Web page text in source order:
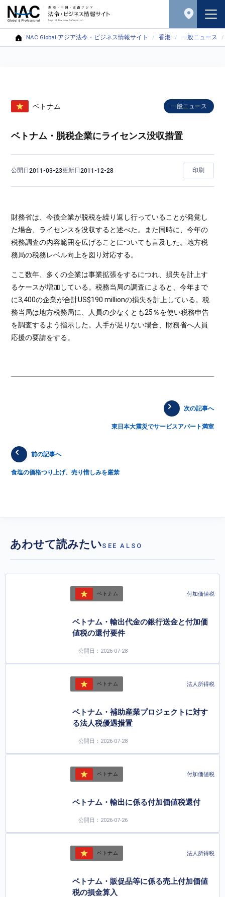
NAC Global アジア法令・ビジネス情報サイト 香港 一般ニュース
ベトナム 一般ニュース
ベトナム・脱税企業にライセンス没収措置
公開日2011-03-23更新日2011-12-28 印刷
財務省は、今後企業が脱税を繰り返し行っていることが発覚し
た場合、ライセンスを没収すると述べた。また同時に、今年の
税務調査の内容範囲を広げることについても言及した。地方税
務局の税務レベル向上を図り対応する。
ここ数年、多くの企業は事業拡張をするにつれ、損失を計上す
るケースが増加している。税務当局の調査によると、今年まで
に3,400の企業が合計US$190 millionの損失を計上している。税
務当局は地方税務局に、人員の少なくとも25％を使い税務申告
を調査するよう指示した。人手が足りない場合、財務省へ人員
応援の要請をする。
次の記事へ
東日本大震災でサービスアパート満室
前の記事へ
食塩の価格つり上げ、売り惜しみを厳禁
あわせて読みたいSEE ALSO
ベトナム 付加価値税
ベトナム・輸出代金の銀行送金と付加価
値税の還付要件
公開日：2026-07-28
ベトナム 法人所得税
ベトナム・補助産業プロジェクトに対す
る法人税優遇措置
公開日：2026-07-28
ベトナム 付加価値税
ベトナム・輸出に係る付加価値税還付
公開日：2026-07-26
ベトナム 法人所得税
ベトナム・販促品等に係る売上付加価値
税の損金算入